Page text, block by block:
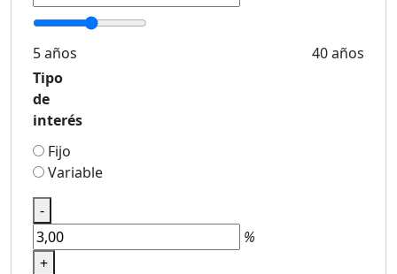
5 años
40 años
Tipo
de
interés
Fijo
Variable
-
%
+